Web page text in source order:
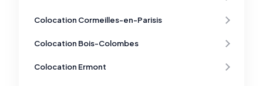
Colocation Cormeilles-en-Parisis
Colocation Bois-Colombes
Colocation Ermont